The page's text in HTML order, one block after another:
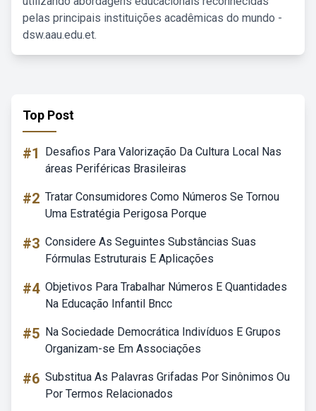
pelas principais instituições acadêmicas do mundo -
dsw.aau.edu.et.
Top Post
#1
Desafios Para Valorização Da Cultura Local Nas
áreas Periféricas Brasileiras
#2 Tratar Consumidores Como Números Se Tornou
Uma Estratégia Perigosa Porque
#3 Considere As Seguintes Substâncias Suas
Fórmulas Estruturais E Aplicações
#4 Objetivos Para Trabalhar Números E Quantidades
Na Educação Infantil Bncc
#5 Na Sociedade Democrática Indivíduos E Grupos
Organizam-se Em Associações
#6 Substitua As Palavras Grifadas Por Sinônimos Ou
Por Termos Relacionados